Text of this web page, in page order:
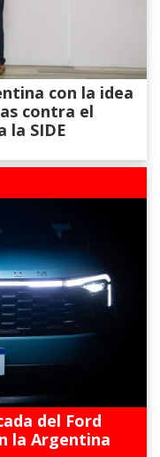
con la idea
contra el
SIDE
del Ford
la Argentina